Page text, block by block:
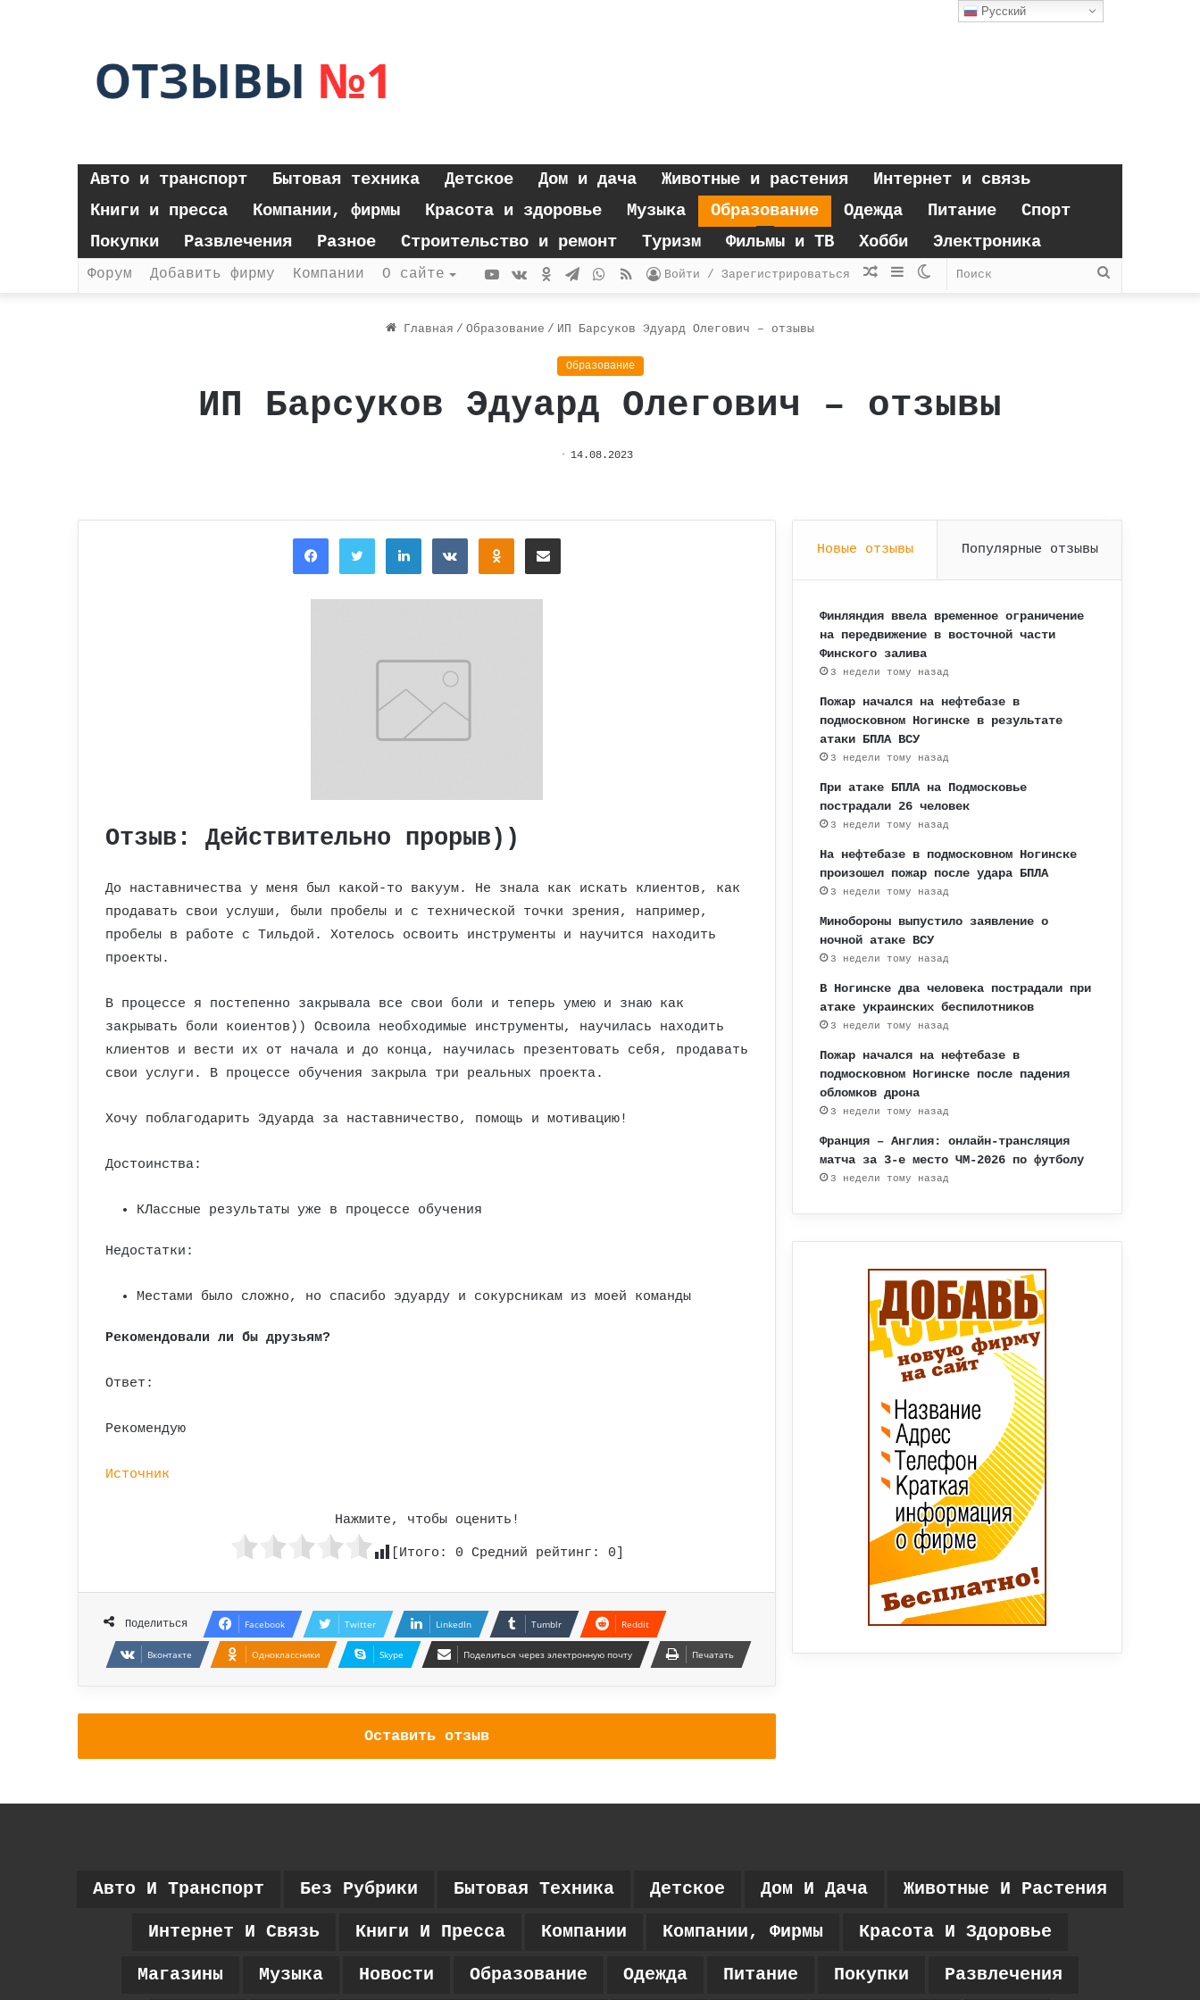
Авто и транспорт Бытовая техника Детское Дом и дача Животные и растения
Интернет и связь
Книги и пресса
Компании, фирмы Красота и здоровье Музыка Образование Одежда Питание
Спорт
Покупки
Развлечения Разное Строительство и ремонт Туризм Фильмы и ТВ Хобби Электроника
Форум Добавить фирму Компании О сайте Поиск
Switch
Sidebar
Случайная
Войти / Зарегистрироваться
RSS
WhatsApp
Telegram
Одноклассники
vk.com
YouTube
Главная / Образование / ИП Барсуков Эдуард Олегович – отзывы
Образование
ИП Барсуков Эдуард Олегович – отзывы
14.08.2023
FacebookTwitterLinkedInВконтактеОдноклассники
Поделиться через электронную почту
Отзыв: Действительно прорыв))
До наставничества у меня был какой-то вакуум. Не знала как искать клиентов, как
продавать свои услуши, были пробелы и с технической точки зрения, например,
пробелы в работе с Тильдой. Хотелось освоить инструменты и научится находить
проекты.
В процессе я постепенно закрывала все свои боли и теперь умею и знаю как
закрывать боли коиентов)) Освоила необходимые инструменты, научилась находить
клиентов и вести их от начала и до конца, научилась презентовать себя, продавать
свои услуги. В процессе обучения закрыла три реальных проекта.
Хочу поблагодарить Эдуарда за наставничество, помощь и мотивацию!
Достоинства:
КЛассные результаты уже в процессе обучения
Недостатки:
Местами было сложно, но спасибо эдуарду и сокурсникам из моей команды
Рекомендовали ли бы друзьям?
Ответ:
Рекомендую
Источник
Нажмите, чтобы оценить!
[Итого: 0 Средний рейтинг: 0
Поделиться Facebook Twitter LinkedIn Tumblr Reddit
Вконтакте Одноклассники Skype Поделиться через электронную почту Печатать
Оставить отзыв
Новые отзывы Популярные отзывы
Финляндия ввела временное ограничение
на передвижение в восточной части
Финского залива
3 недели тому назад
Пожар начался на нефтебазе в
подмосковном Ногинске в результате
атаки БПЛА ВСУ
3 недели тому назад
При атаке БПЛА на Подмосковье
пострадали 26 человек
3 недели тому назад
На нефтебазе в подмосковном Ногинске
произошел пожар после удара БПЛА
3 недели тому назад
Минобороны выпустило заявление о
ночной атаке ВСУ
3 недели тому назад
В Ногинске два человека пострадали при
атаке украинских беспилотников
3 недели тому назад
Пожар начался на нефтебазе в
подмосковном Ногинске после падения
обломков дрона
3 недели тому назад
Франция – Англия: онлайн-трансляция
матча за 3-е место ЧМ-2026 по футболу
3 недели тому назад
Авто И Транспорт Без Рубрики Бытовая Техника Детское Дом И Дача Животные И Растения
Интернет И Связь Книги И Пресса Компании Компании, Фирмы Красота И Здоровье
Магазины Музыка Новости Образование Одежда Питание Покупки Развлечения
Русский